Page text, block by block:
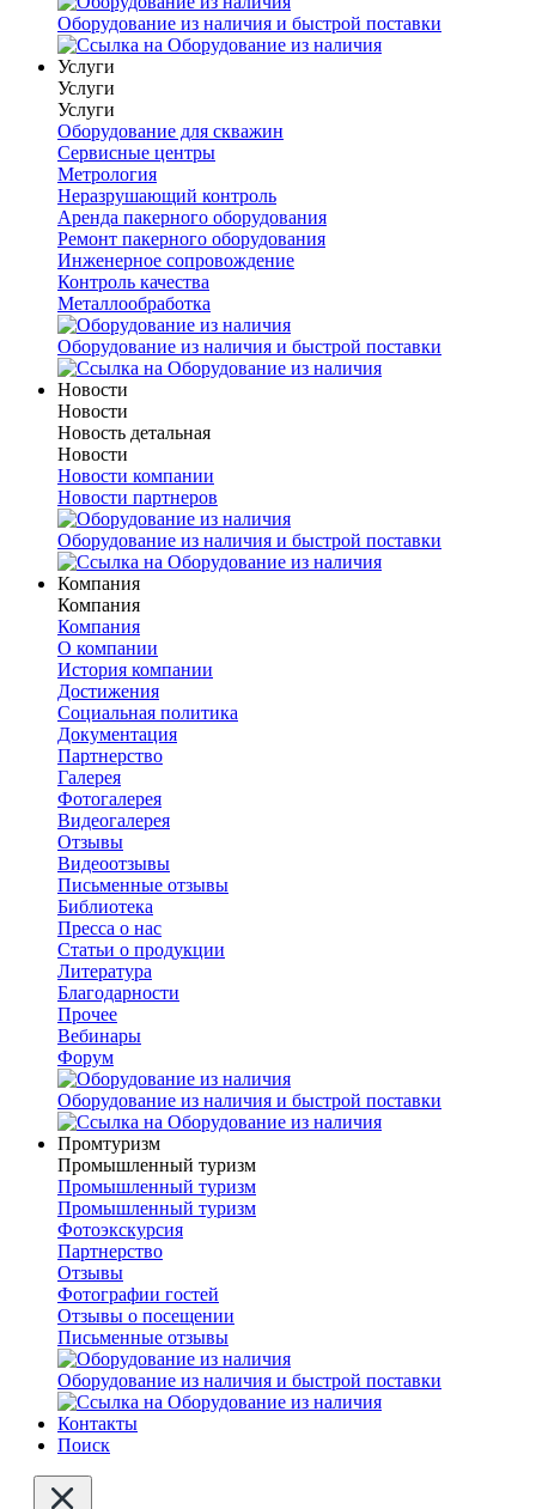
Оборудование из наличия и быстрой поставки
Услуги
Услуги
Услуги
Оборудование для скважин
Сервисные центры
Метрология
Неразрушающий контроль
Аренда пакерного оборудования
Ремонт пакерного оборудования
Инженерное сопровождение
Контроль качества
Металлообработка
Оборудование из наличия и быстрой поставки
Новости
Новости
Новость детальная
Новости
Новости компании
Новости партнеров
Оборудование из наличия и быстрой поставки
Компания
Компания
Компания
О компании
История компании
Достижения
Социальная политика
Документация
Партнерство
Галерея
Фотогалерея
Видеогалерея
Отзывы
Видеоотзывы
Письменные отзывы
Библиотека
Пресса о нас
Статьи о продукции
Литература
Благодарности
Прочее
Вебинары
Форум
Оборудование из наличия и быстрой поставки
Промтуризм
Промышленный туризм
Промышленный туризм
Промышленный туризм
Фотоэкскурсия
Партнерство
Отзывы
Фотографии гостей
Отзывы о посещении
Письменные отзывы
Оборудование из наличия и быстрой поставки
Контакты
Поиск